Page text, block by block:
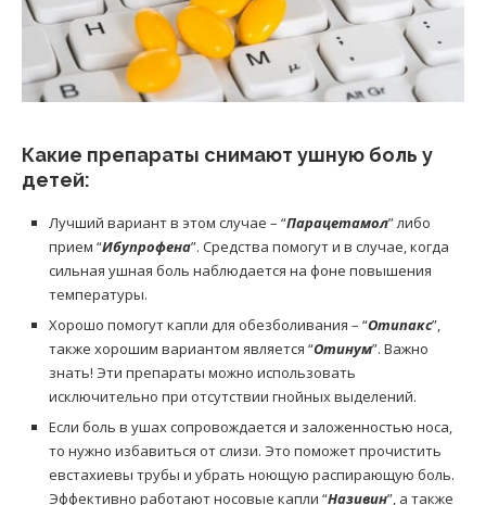
Какие препараты снимают ушную боль у
детей:
Лучший вариант в этом случае – “Парацетамол” либо
прием “Ибупрофена”. Средства помогут и в случае, когда
сильная ушная боль наблюдается на фоне повышения
температуры.
Хорошо помогут капли для обезболивания – “Отипакс”,
также хорошим вариантом является “Отинум”. Важно
знать! Эти препараты можно использовать
исключительно при отсутствии гнойных выделений.
Если боль в ушах сопровождается и заложенностью носа,
то нужно избавиться от слизи. Это поможет прочистить
евстахиевы трубы и убрать ноющую распирающую боль.
Эффективно работают носовые капли “Називин”, а также